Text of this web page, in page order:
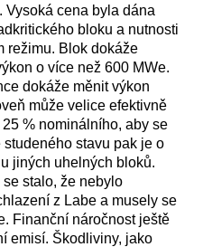
Vysoká cena byla dána
bloku a nutnosti
režimu. Blok dokáže
o více než 600 MWe.
dokáže měnit výkon
může velice efektivně
% nominálního, aby se
stavu pak je o
jiných uhelných bloků.
stalo, že nebylo
z Labe a musely se
Finanční náročnost ještě
emisí. Škodliviny, jako